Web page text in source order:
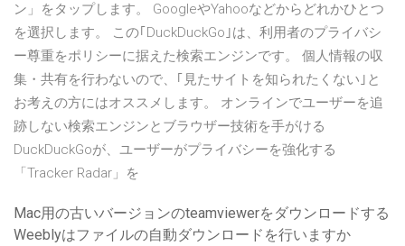
ン」をタップします。 GoogleやYahooなどからどれかひとつ
を選択します。 この｢DuckDuckGo｣は、利用者のプライバシ
ー尊重をポリシーに据えた検索エンジンです。 個人情報の収
集・共有を行わないので、｢見たサイトを知られたくない｣と
お考えの方にはオススメします。 オンラインでユーザーを追
跡しない検索エンジンとブラウザー技術を手がける
DuckDuckGoが、ユーザーがプライバシーを強化する
「Tracker Radar」を
Mac用の古いバージョンのteamviewerをダウンロードする
Weeblyはファイルの自動ダウンロードを行いますか